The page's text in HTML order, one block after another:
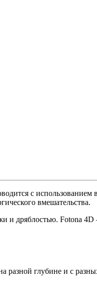
с использованием
вмешательства.
и дряблостью. Fotona 4D
разной глубине и с